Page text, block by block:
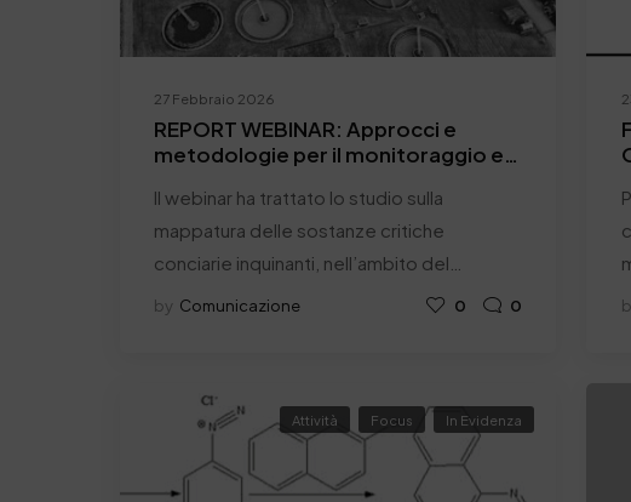
27 Febbraio 2026
REPORT WEBINAR: Approcci e
metodologie per il monitoraggio e il
nei reflui conciari
Il webinar ha trattato lo studio sulla
mappatura delle sostanze critiche
conciarie inquinanti, nell’ambito del…
by Comunicazione 0 0
Attività Focus In Evidenza